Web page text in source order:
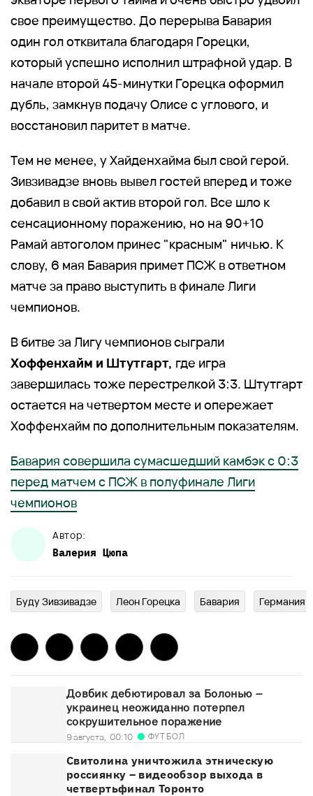
свое преимущество. До перерыва Бавария
один гол отквитала благодаря Горецки,
который успешно исполнил штрафной удар. В
начале второй 45-минутки Горецка оформил
дубль, замкнув подачу Олисе с углового, и
восстановил паритет в матче.
Тем не менее, у Хайденхайма был свой герой.
Зивзивадзе вновь вывел гостей вперед и тоже
добавил в свой актив второй гол. Все шло к
сенсационному поражению, но на 90+10
Рамай автоголом принес "красным" ничью. К
слову, 6 мая Бавария примет ПСЖ в ответном
матче за право выступить в финале Лиги
чемпионов.
В битве за Лигу чемпионов сыграли
Хоффенхайм и Штутгарт, где игра
завершилась тоже перестрелкой 3:3. Штутгарт
остается на четвертом месте и опережает
Хоффенхайм по дополнительным показателям.
Бавария совершила сумасшедший камбэк с 0:3
перед матчем с ПСЖ в полуфинале Лиги
чемпионов
Автор:
Валерия Цюпа
Буду Зивзивадзе Леон Горецка Бавария Германия
Довбик дебютировал за Болонью –
украинец неожиданно потерпел
сокрушительное поражение
9 августа, 00:10 ФУТБОЛ
Свитолина уничтожила этническую
россиянку – видеообзор выхода в
четвертьфинал Торонто